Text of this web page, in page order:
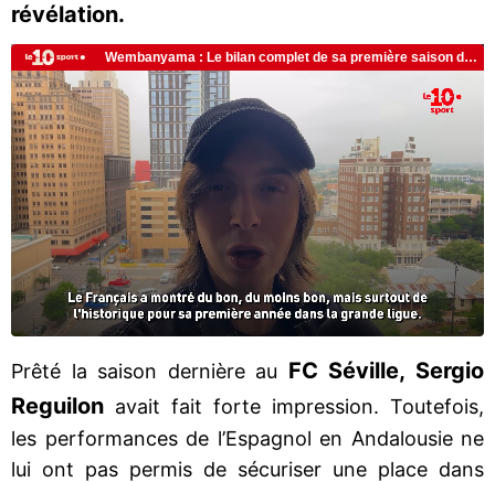
révélation.
Prêté la saison dernière au FC Séville, Sergio
Reguilon avait fait forte impression. Toutefois,
les performances de l’Espagnol en Andalousie ne
lui ont pas permis de sécuriser une place dans